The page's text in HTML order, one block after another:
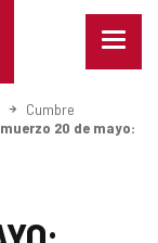
Menu
de
Cumbre
20 de mayo: